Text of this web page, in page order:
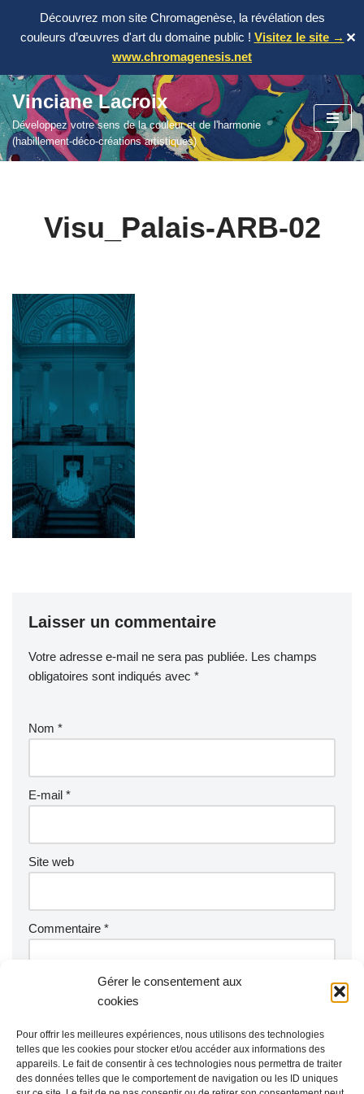
Gérer le consentement aux
cookies
Pour offrir les meilleures expériences, nous utilisons des technologies
telles que les cookies pour stocker et/ou accéder aux informations des
appareils. Le fait de consentir à ces technologies nous permettra de traiter
des données telles que le comportement de navigation ou les ID uniques
Découvrez mon site Chromagenèse, la révélation des
couleurs d’œuvres d'art du domaine public ! Visitez le site →
www.chromagenesis.net
✕
Aller
au
contenu
Vinciane Lacroix
Développez votre sens de la couleur et de l'harmonie
(habillement-déco-créations artistiques)
Visu_Palais-ARB-02
Laisser un commentaire
Votre adresse e-mail ne sera pas publiée. Les champs
obligatoires sont indiqués avec *
Nom *
E-mail *
Site web
Commentaire *